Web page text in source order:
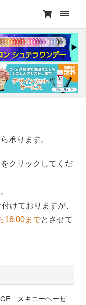
承ります。
クリックしてくだ
けておりますが、
16:00までとさせて
スキニーヘーゼ